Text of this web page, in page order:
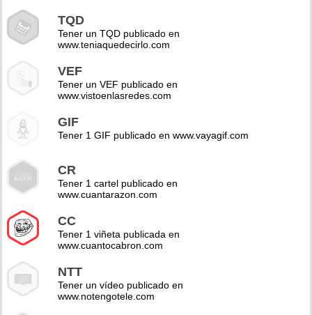
TQD
Tener un TQD publicado en
www.teniaquedecirlo.com
VEF
Tener un VEF publicado en
www.vistoenlasredes.com
GIF
Tener 1 GIF publicado en www.vayagif.com
CR
Tener 1 cartel publicado en
www.cuantarazon.com
CC
Tener 1 viñeta publicada en
www.cuantocabron.com
NTT
Tener un vídeo publicado en
www.notengotele.com